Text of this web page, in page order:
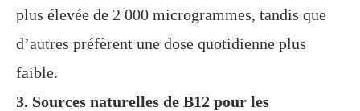
plus élevée de 2 000 microgrammes, tandis que
d’autres préfèrent une dose quotidienne plus
faible.
3. Sources naturelles de B12 pour les